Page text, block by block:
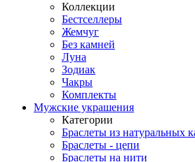
Коллекции
Бестселлеры
Жемчуг
Без камней
Луна
Зодиак
Чакры
Комплекты
Мужские украшения
Категории
Браслеты из натуральных
Браслеты - цепи
Браслеты на нити